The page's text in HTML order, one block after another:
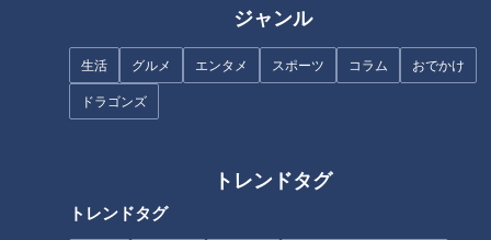
ジャンル
生活 グルメ エンタメ スポーツ コラム おでかけ
ドラゴンズ
トレンドタグ
トレンドタグ
学校のプールが姿を消してい
３つの理由